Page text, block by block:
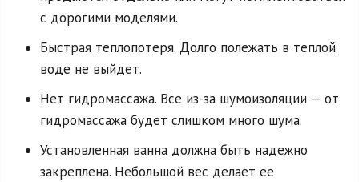
с дорогими моделями.
Быстрая теплопотеря. Долго полежать в теплой
воде не выйдет.
Нет гидромассажа. Все из-за шумоизоляции — от
гидромассажа будет слишком много шума.
Установленная ванна должна быть надежно
закреплена. Небольшой вес делает ее